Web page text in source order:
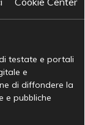
testate e portali
e
di diffondere la
e pubbliche